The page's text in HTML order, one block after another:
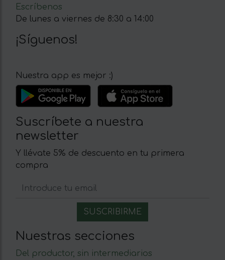
Escríbenos
De lunes a viernes de 8:30 a 14:00
¡Síguenos!
Nuestra app es mejor :)
Suscríbete a nuestra
newsletter
Y llévate 5% de descuento en tu primera
compra
Nuestras secciones
Del productor, sin intermediarios